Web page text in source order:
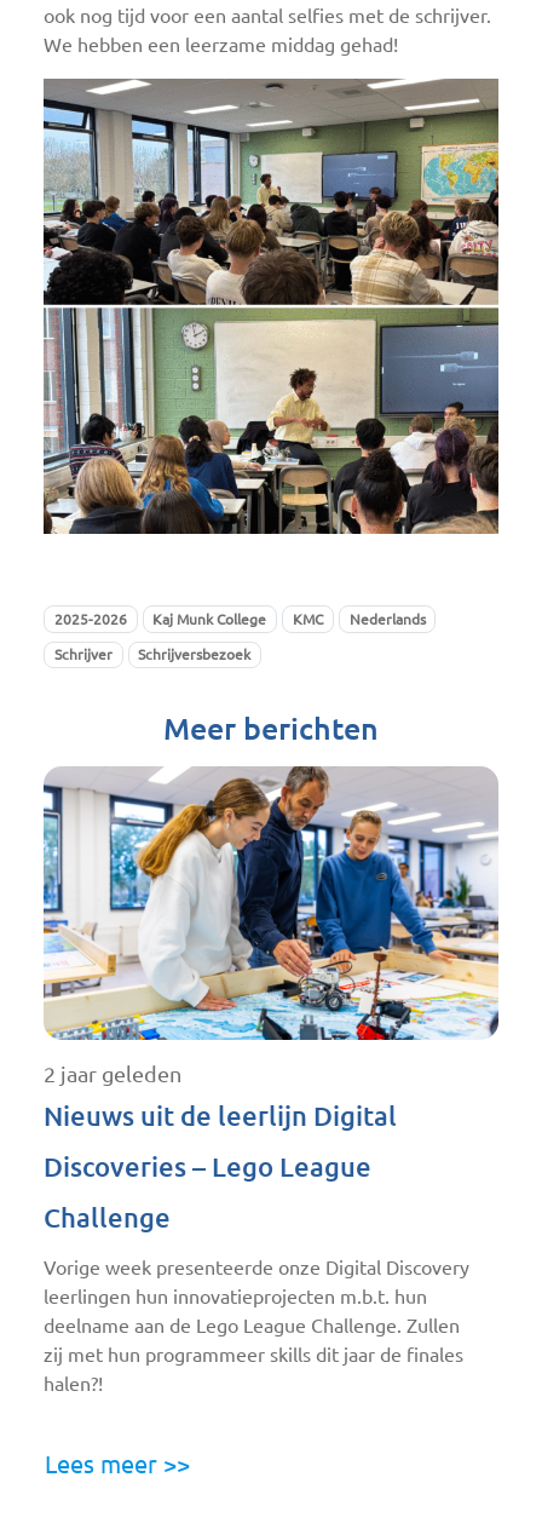
ook nog tijd voor een aantal selfies met de schrijver.
We hebben een leerzame middag gehad!
2025-2026 Kaj Munk College KMC Nederlands
Schrijver Schrijversbezoek
Meer berichten
2 jaar geleden
Nieuws uit de leerlijn Digital
Discoveries – Lego League
Challenge
Vorige week presenteerde onze Digital Discovery
leerlingen hun innovatieprojecten m.b.t. hun
deelname aan de Lego League Challenge. Zullen
zij met hun programmeer skills dit jaar de finales
halen?!
Lees meer >>